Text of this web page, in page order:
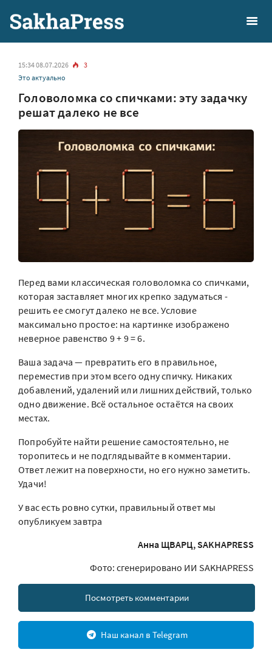
15:34 08.07.2026
3
Это актуально
Головоломка со спичками: эту задачку
решат далеко не все
Перед вами классическая головоломка со спичками,
которая заставляет многих крепко задуматься -
решить ее смогут далеко не все. Условие
максимально простое: на картинке изображено
неверное равенство 9 + 9 = 6.
Ваша задача — превратить его в правильное,
переместив при этом всего одну спичку. Никаких
добавлений, удалений или лишних действий, только
одно движение. Всё остальное остаётся на своих
местах.
Попробуйте найти решение самостоятельно, не
торопитесь и не подглядывайте в комментарии.
Ответ лежит на поверхности, но его нужно заметить.
Удачи!
У вас есть ровно сутки, правильный ответ мы
опубликуем завтра
Анна ЩВАРЦ, SAKHAPRESS
Фото: сгенерировано ИИ SAKHAPRESS
Посмотреть комментарии
Наш канал в Telegram